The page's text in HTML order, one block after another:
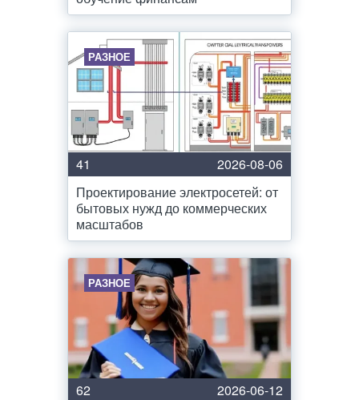
РАЗНОЕ
41
2026-08-06
Проектирование электросетей: от
бытовых нужд до коммерческих
масштабов
РАЗНОЕ
62
2026-06-12